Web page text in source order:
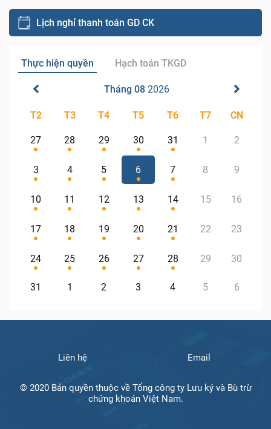
Lịch nghỉ thanh toán GD CK
Thực hiện quyền Hạch toán TKGD
Tháng 08 2026
T2 T3 T4 T5 T6 T7 CN
27 28 29 30 31 1 2
3 4 5 6 7 8 9
10 11 12 13 14 15 16
17 18 19 20 21 22 23
24 25 26 27 28 29 30
31 1 2 3 4 5 6
Liên hệ Email
© 2020 Bản quyền thuộc về Tổng công ty Lưu ký và Bù trừ
chứng khoán Việt Nam.